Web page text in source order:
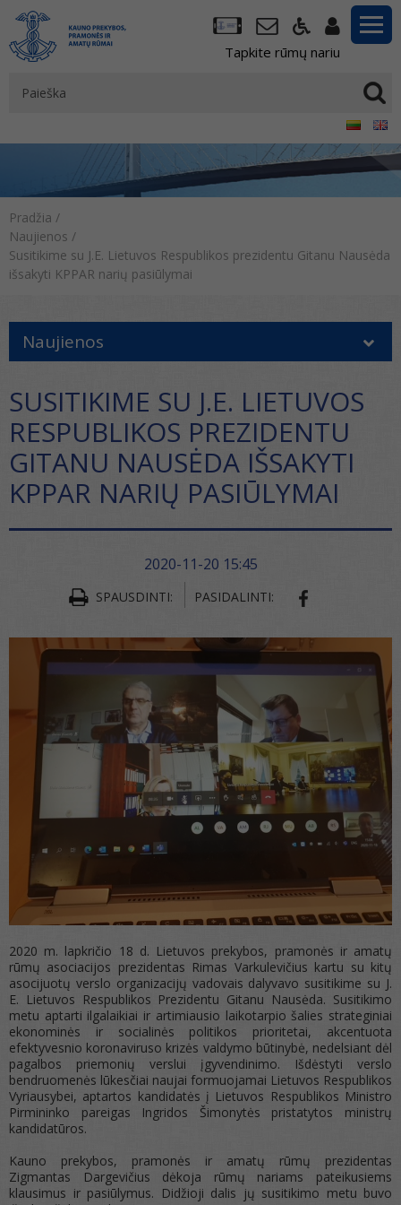
Tapkite rūmų nariu
Pradžia /
Naujienos /
Susitikime su J.E. Lietuvos Respublikos prezidentu Gitanu Nausėda
išsakyti KPPAR narių pasiūlymai
Naujienos
SUSITIKIME SU J.E. LIETUVOS
RESPUBLIKOS PREZIDENTU
GITANU NAUSĖDA IŠSAKYTI
KPPAR NARIŲ PASIŪLYMAI
2020-11-20 15:45
SPAUSDINTI: PASIDALINTI:
2020 m. lapkričio 18 d. Lietuvos prekybos, pramonės ir amatų
rūmų asociacijos prezidentas Rimas Varkulevičius kartu su kitų
asocijuotų verslo organizacijų vadovais dalyvavo susitikime su J.
E. Lietuvos Respublikos Prezidentu Gitanu Nausėda. Susitikimo
metu aptarti ilgalaikiai ir artimiausio laikotarpio šalies strateginiai
ekonominės ir socialinės politikos prioritetai, akcentuota
efektyvesnio koronaviruso krizės valdymo būtinybė, nedelsiant dėl
pagalbos priemonių verslui įgyvendinimo. Išdėstyti verslo
bendruomenės lūkesčiai naujai formuojamai Lietuvos Respublikos
Vyriausybei, aptartos kandidatės į Lietuvos Respublikos Ministro
Pirmininko pareigas Ingridos Šimonytės pristatytos ministrų
kandidatūros.
Kauno prekybos, pramonės ir amatų rūmų prezidentas
Zigmantas Dargevičius dėkoja rūmų nariams pateikusiems
klausimus ir pasiūlymus. Didžioji dalis jų susitikimo metu buvo